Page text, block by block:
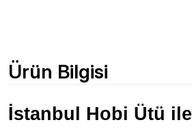
Ürün Bilgisi
İstanbul Hobi Ütü